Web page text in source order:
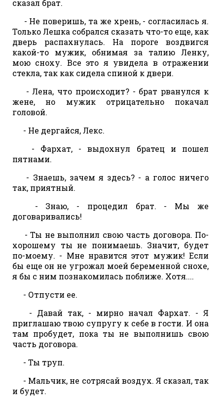
сказал брат.
- Не поверишь, та же хрень, - согласилась я.
Только Лешка собрался сказать что-то еще, как
дверь распахнулась. На пороге воздвигся
какой-то мужик, обнимая за талию Ленку,
мою сноху. Все это я увидела в отражении
стекла, так как сидела спиной к двери.
- Лена, что происходит? - брат рванулся к
жене, но мужик отрицательно покачал
головой.
- Не дергайся, Лекс.
- Фархат, - выдохнул братец и пошел
пятнами.
- Знаешь, зачем я здесь? - а голос ничего
так, приятный.
- Знаю, - процедил брат. - Мы же
договаривались!
- Ты не выполнил свою часть договора. По-
хорошему ты не понимаешь. Значит, будет
по-моему. - Мне нравится этот мужик! Если
бы еще он не угрожал моей беременной снохе,
я бы с ним познакомилась поближе. Хотя....
- Отпусти ее.
- Давай так, - мирно начал Фархат. - Я
приглашаю твою супругу к себе в гости. И она
там пробудет, пока ты не выполнишь свою
часть договора.
- Ты труп.
- Мальчик, не сотрясай воздух. Я сказал, так
и будет.